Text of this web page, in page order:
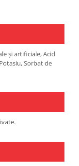
și artificiale, Acid
Sorbat de